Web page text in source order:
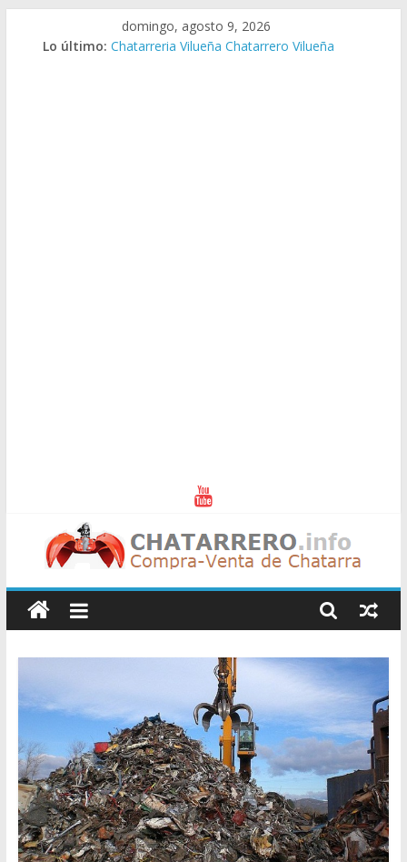
domingo, agosto 9, 2026
Lo último: Chatarreria Vilueña Chatarrero Vilueña
Chatarreros
–
Precio
de
Chatarra
Directorio
de